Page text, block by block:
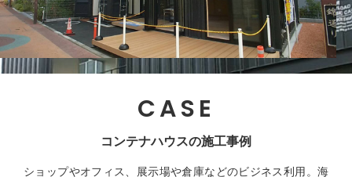
CASE
コンテナハウスの施工事例
ショップやオフィス、展示場や倉庫などのビジネス利用。海